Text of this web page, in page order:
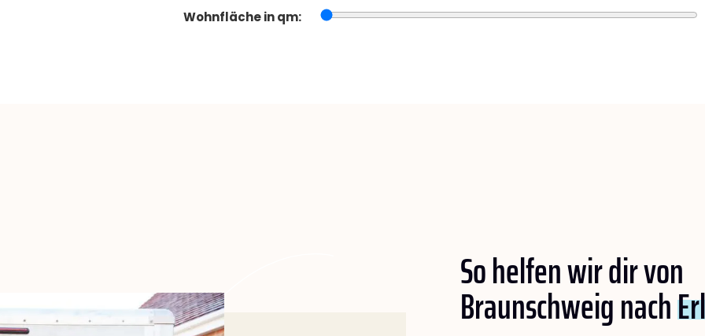
Wohnfläche in qm:
So helfen wir dir von
Braunschweig nach